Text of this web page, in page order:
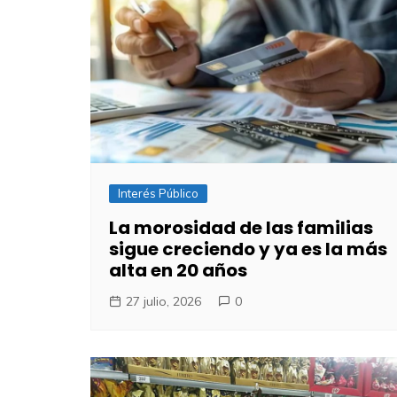
Interés Público
​La morosidad de las familias
sigue creciendo y ya es la más
alta en 20 años
27 julio, 2026 0